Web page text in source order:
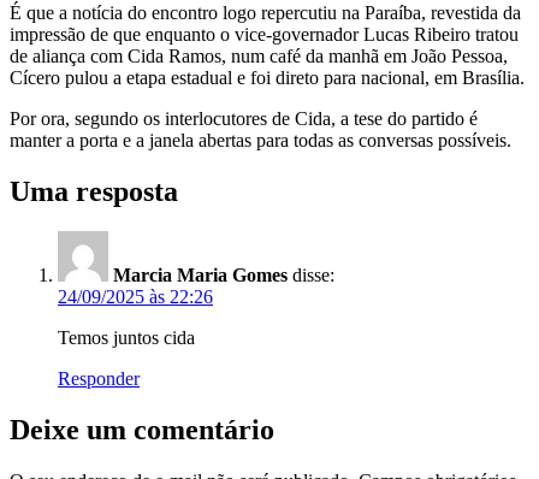
É que a notícia do encontro logo repercutiu na Paraíba, revestida da
impressão de que enquanto o vice-governador Lucas Ribeiro tratou
de aliança com Cida Ramos, num café da manhã em João Pessoa,
Cícero pulou a etapa estadual e foi direto para nacional, em Brasília.
Por ora, segundo os interlocutores de Cida, a tese do partido é
manter a porta e a janela abertas para todas as conversas possíveis.
Uma resposta
Marcia Maria Gomes disse:
24/09/2025 às 22:26
Temos juntos cida
Responder
Deixe um comentário